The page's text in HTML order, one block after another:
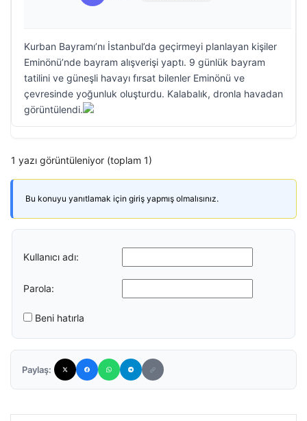
Kurban Bayramı’nı İstanbul’da geçirmeyi planlayan kişiler
Eminönü’nde bayram alışverişi yaptı. 9 günlük bayram
tatilini ve güneşli havayı fırsat bilenler Eminönü ve
çevresinde yoğunluk oluşturdu. Kalabalık, dronla havadan
görüntülendi.
1 yazı görüntüleniyor (toplam 1)
Bu konuyu yanıtlamak için giriş yapmış olmalısınız.
Kullanıcı adı:
Parola:
Beni hatırla
Paylaş: